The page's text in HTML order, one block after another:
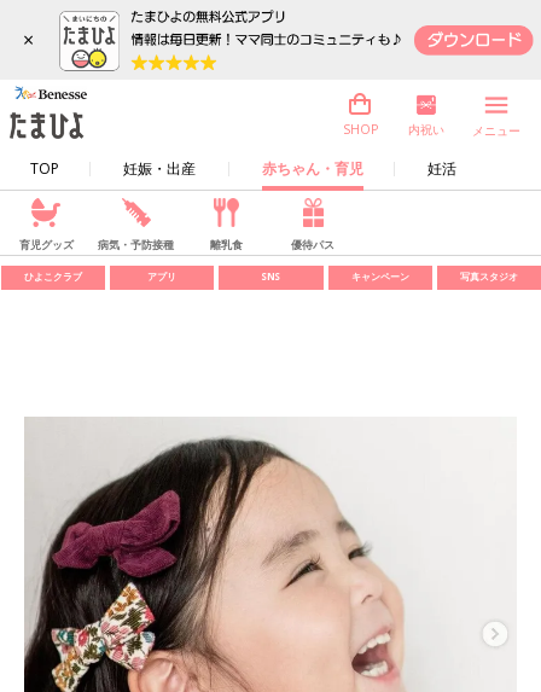
×
TOP 妊娠・出産 赤ちゃん・育児 妊活
SHOP 内祝い メニュー
育児グッズ 病気・予防接種 離乳食 優待パス
ひよこクラブ アプリ SNS キャンペーン 写真スタジオ